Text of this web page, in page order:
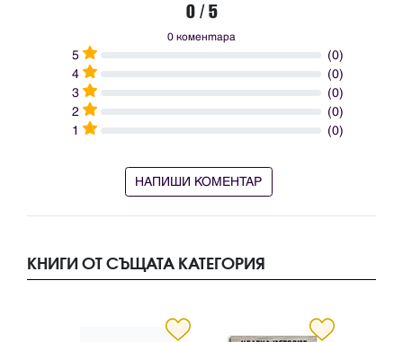
0 / 5
0 коментара
5
(0)
4
(0)
3
(0)
2
(0)
1
(0)
НАПИШИ КОМЕНТАР
КНИГИ ОТ СЪЩАТА КАТЕГОРИЯ